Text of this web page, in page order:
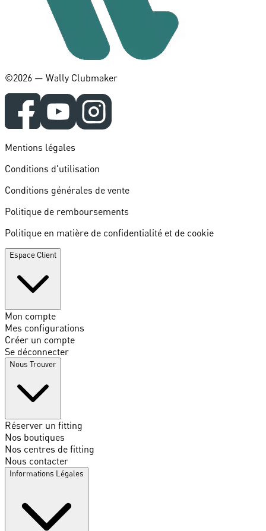
©️2026 — Wally Clubmaker
Mentions légales
Conditions d'utilisation
Conditions générales de vente
Politique de remboursements
Politique en matière de confidentialité et de cookie
Espace Client
Mon compte
Mes configurations
Créer un compte
Se déconnecter
Nous Trouver
Réserver un fitting
Nos boutiques
Nos centres de fitting
Nous contacter
Informations Légales